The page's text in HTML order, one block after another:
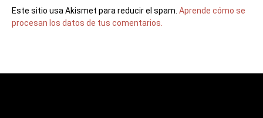
Este sitio usa Akismet para reducir el spam. Aprende cómo se
procesan los datos de tus comentarios.